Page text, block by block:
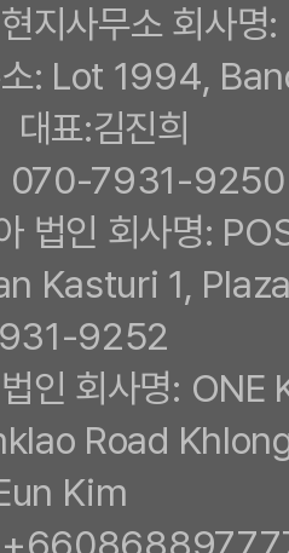
현지사무소 회사
: Lot 1994,
표:김진희
: 070-7931-9250
아 법인 회사명:
Kasturi 1,
9252
법인 회사명:
Road
Kim